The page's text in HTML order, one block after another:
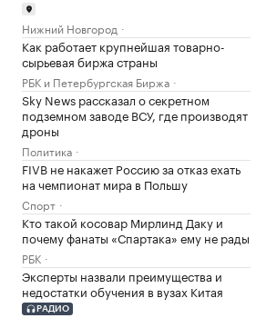
Нижний Новгород
Как работает крупнейшая товарно-
сырьевая биржа страны
РБК и Петербургская Биржа
Sky News рассказал о секретном
подземном заводе ВСУ, где производят
дроны
Политика
FIVB не накажет Россию за отказ ехать
на чемпионат мира в Польшу
Спорт
Кто такой косовар Мирлинд Даку и
почему фанаты «Спартака» ему не рады
РБК
Эксперты назвали преимущества и
недостатки обучения в вузах Китая
РАДИО